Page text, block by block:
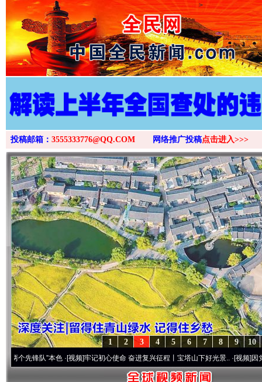
>
投稿邮箱： 3555333776@QQ.COM 网络推广投稿点击进入>>>
10
9
8
7
6
5
4
3
2
1
队”本色·[视频]牢记初心使命 奋进复兴征程丨宝塔山下好光景..·[视频]因党而生 为